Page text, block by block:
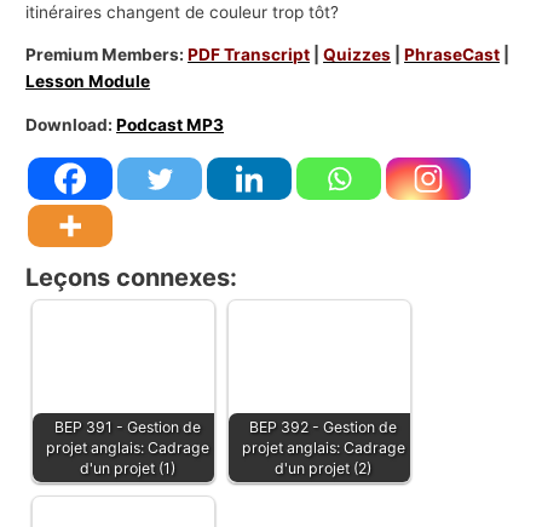
itinéraires changent de couleur trop tôt?
Premium Members:PDF Transcript |Quizzes |PhraseCast
Lesson Module
Download:Podcast MP3
Leçons connexes:
BEP 391 - Gestion de
projet anglais: Cadrage
d'un projet (1)
BEP 392 - Gestion de
projet anglais: Cadrage
d'un projet (2)